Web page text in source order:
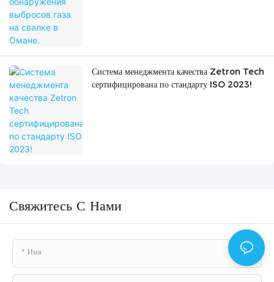
Система менеджмента качества Zetron Tech
сертифицирована по стандарту ISO 2023!
Свяжитесь С Нами
Имя